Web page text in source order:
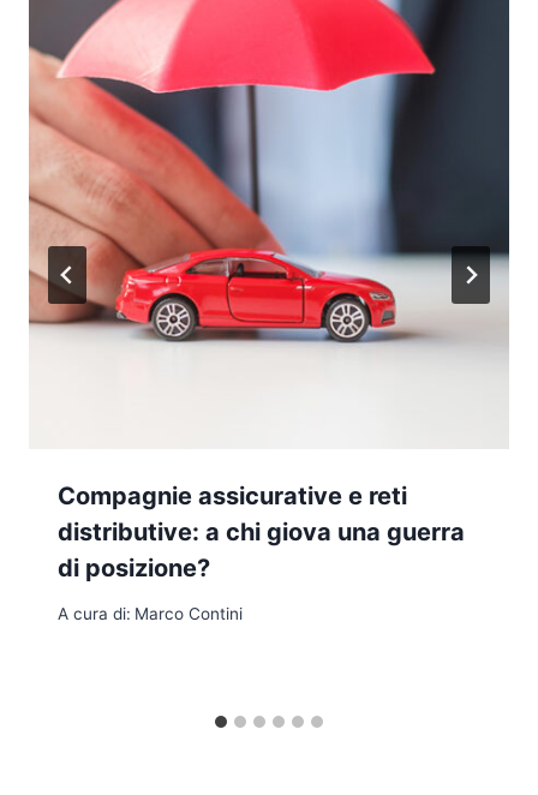
Compagnie assicurative e reti
distributive: a chi giova una guerra
di posizione?
A cura di: Marco Contini